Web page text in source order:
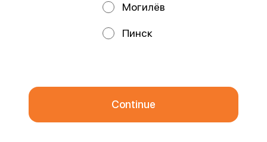
processing of your browser's cookies and the use of analytical
services in accordance with
Могилёв
Пинск